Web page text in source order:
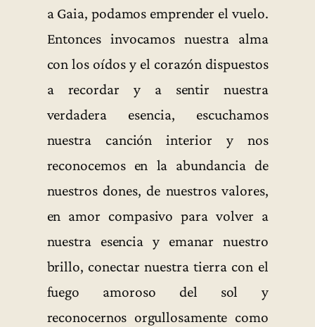
a Gaia, podamos emprender el vuelo.
Entonces invocamos nuestra alma
con los oídos y el corazón dispuestos
a recordar y a sentir nuestra
verdadera esencia, escuchamos
nuestra canción interior y nos
reconocemos en la abundancia de
nuestros dones, de nuestros valores,
en amor compasivo para volver a
nuestra esencia y emanar nuestro
brillo, conectar nuestra tierra con el
fuego amoroso del sol y
reconocernos orgullosamente como